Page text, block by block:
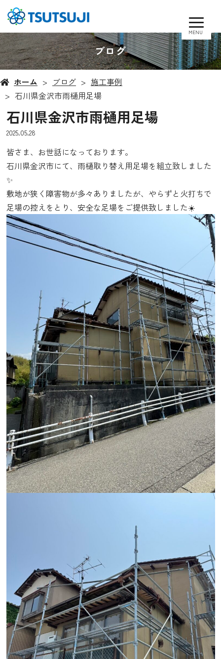
MENU
ブログ
ホーム ブログ
施工事例
石川県金沢市雨樋用足場
石川県金沢市雨樋用足場
2025.05.28
皆さま、お世話になっております。
石川県金沢市にて、雨樋取り替え用足場を組立致しました
✨
敷地が狭く障害物が多々ありましたが、やらずと火打ちで
足場の控えをとり、安全な足場をご提供致しました☀️